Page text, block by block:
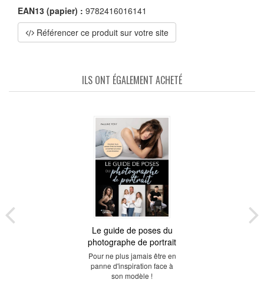
EAN13 (papier) : 9782416016141
Référencer ce produit sur votre site
ILS ONT ÉGALEMENT ACHETÉ
Le guide de poses du
photographe de portrait
Pour ne plus jamais être en
panne d'inspiration face à
son modèle !